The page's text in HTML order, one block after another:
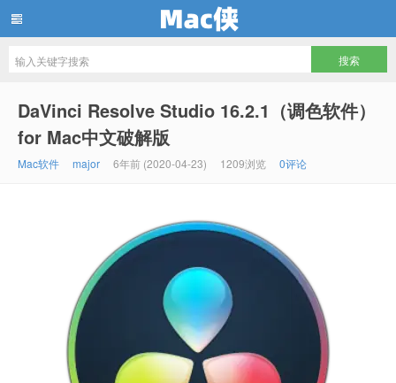
DaVinci Resolve Studio 16.2.1（调色软件）
for Mac中文破解版
Mac软件 major 6年前 (2020-04-23) 1209浏览 0评论